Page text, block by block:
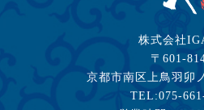
株式会社
〒601-
京都市南区上鳥羽卯
TEL:075-